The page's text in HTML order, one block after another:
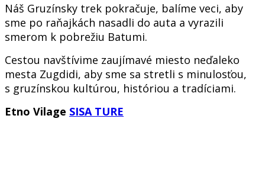
Náš Gruzínsky trek pokračuje, balíme veci, aby
sme po raňajkách nasadli do auta a vyrazili
smerom k pobrežiu Batumi.
Cestou navštívime zaujímavé miesto neďaleko
mesta Zugdidi, aby sme sa stretli s minulosťou,
s gruzínskou kultúrou, históriou a tradíciami.
Etno Vilage SISA TURE